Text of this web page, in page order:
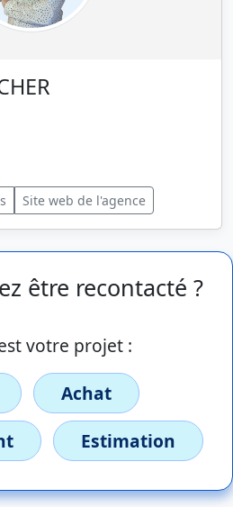
Site web de l'agence
être recontacté ?
votre projet :
Achat
Estimation